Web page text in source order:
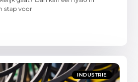
stap voor
INDUSTRIE